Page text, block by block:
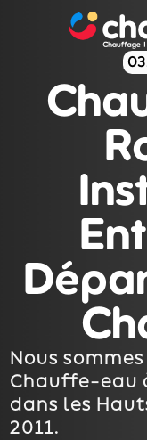
Nous
Chauffe-eau
dans les
2011.